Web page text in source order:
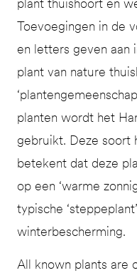
plant thuishoort en
Toevoegingen in de
en letters geven aan
plant van nature
planten wordt het
gebruikt. Deze soort
betekent dat deze
op een ‘warme
typische
winterbescherming.
All known plants are